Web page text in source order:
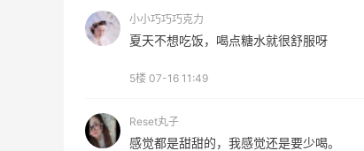
小小巧巧巧克力
夏天不想吃饭，喝点糖水就很舒服呀
5楼 07-16 11:49
Reset丸子
感觉都是甜甜的，我感觉还是要少喝。
关注兰蔻、雅诗兰黛等 每日更新
Macy's
Columbia Sportswear：夏季大促！哥伦
低至6折
Columbia Sportswear